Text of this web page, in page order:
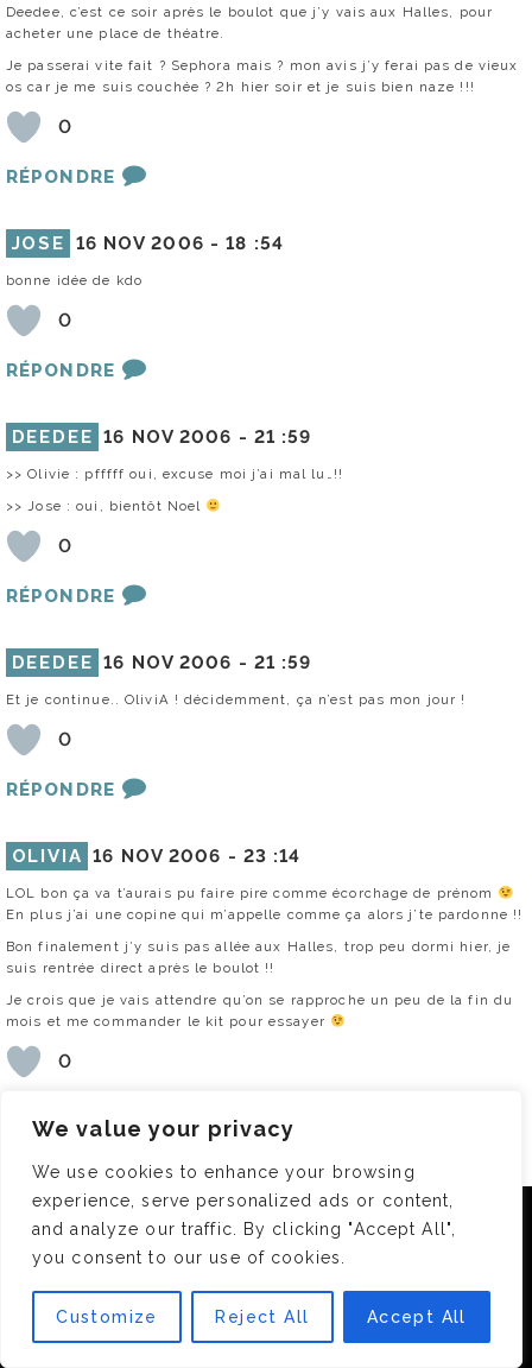
We value your privacy
We use cookies to enhance your browsing
experience, serve personalized ads or content,
and analyze our traffic. By clicking "Accept All",
you consent to our use of cookies.
Customize Reject All Accept All
Deedee, c’est ce soir après le boulot que j’y vais aux Halles, pour
acheter une place de théatre.
Je passerai vite fait ? Sephora mais ? mon avis j’y ferai pas de vieux
os car je me suis couchée ? 2h hier soir et je suis bien naze !!!
0
RÉPONDRE
JOSE 16 NOV 2006 -18 :54
bonne idée de kdo
0
RÉPONDRE
DEEDEE 16 NOV 2006 - 21 :59
>> Olivie : pfffff oui, excuse moi j’ai mal lu…!!
>> Jose : oui, bientôt Noel
0
RÉPONDRE
DEEDEE 16 NOV 2006 - 21 :59
Et je continue.. OliviA ! décidemment, ça n’est pas mon jour !
0
RÉPONDRE
OLIVIA 16 NOV 2006 - 23 :14
LOL bon ça va t’aurais pu faire pire comme écorchage de prénom
En plus j’ai une copine qui m’appelle comme ça alors j’te pardonne !!
Bon finalement j’y suis pas allée aux Halles, trop peu dormi hier, je
suis rentrée direct après le boulot !!
Je crois que je vais attendre qu’on se rapproche un peu de la fin du
mois et me commander le kit pour essayer
0
YOUR MUMMY 29 NOV 2006 -21 :59
bon, ok ça fait longtemps que tu as mis ce commentaire mais je sors
de Séphora où Frédéric m’a fait une application deton produit
miracle…il m’a tout expliqué et j’ai été emballée par mon joli teint ;
conquise j’ai pris le coffret que je n’ai pas payé non pas que j’eusse
crée un blog rien que pour la gratuité de l’offre mais uniquement
Nous utilisons des cookies pour vous garantir la meilleure
expérience sur notre site. Si vous continuez à utiliser ce
dernier, nous considérerons que vous acceptez l'utilisation des
cookies.
OK